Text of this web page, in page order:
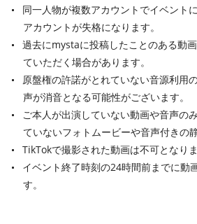
同一人物が複数アカウントでイベント
アカウントが失格になります。
過去にmystaに投稿したことのある動
ていただく場合があります。
原盤権の許諾がとれていない音源利用
声が消音となる可能性がございます。
ご本人が出演していない動画や音声の
ていないフォトムービーや音声付きの
TikTokで撮影された動画は不可となりま
イベント終了時刻の24時間前までに動
す。